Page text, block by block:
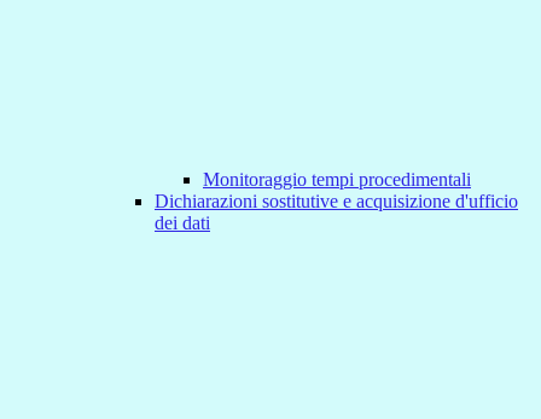
Monitoraggio tempi procedimentali
Dichiarazioni sostitutive e acquisizione d'ufficio
dei dati